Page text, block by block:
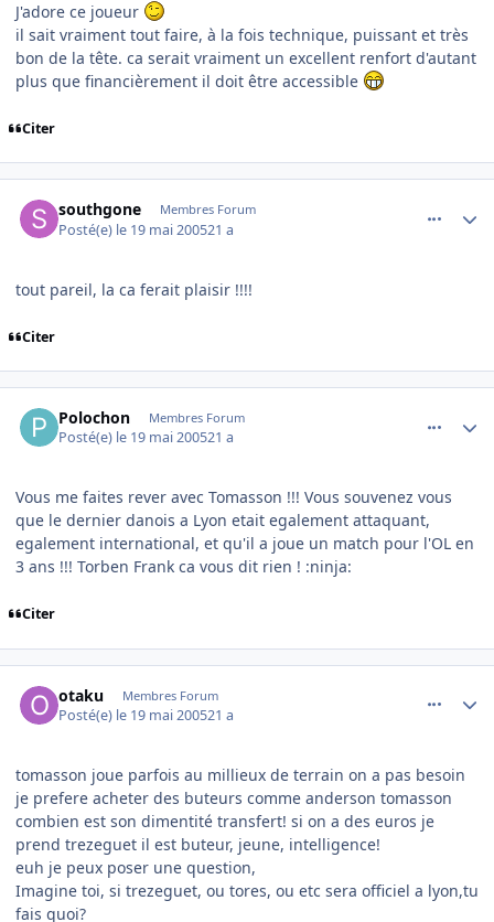
J'adore ce joueur
il sait vraiment tout faire, à la fois technique, puissant et très
bon de la tête. ca serait vraiment un excellent renfort d'autant
plus que financièrement il doit être accessible
Citer
southgone Membres Forum
Posté(e) le 19 mai 200521 a
tout pareil, la ca ferait plaisir !!!!
Citer
Polochon Membres Forum
Posté(e) le 19 mai 200521 a
Vous me faites rever avec Tomasson !!! Vous souvenez vous
que le dernier danois a Lyon etait egalement attaquant,
egalement international, et qu'il a joue un match pour l'OL en
3 ans !!! Torben Frank ca vous dit rien ! :ninja:
Citer
otaku Membres Forum
Posté(e) le 19 mai 200521 a
tomasson joue parfois au millieux de terrain on a pas besoin
je prefere acheter des buteurs comme anderson tomasson
combien est son dimentité transfert! si on a des euros je
prend trezeguet il est buteur, jeune, intelligence!
euh je peux poser une question,
Imagine toi, si trezeguet, ou tores, ou etc sera officiel a lyon,tu
fais quoi?